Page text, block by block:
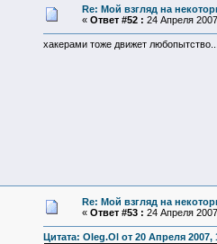
Re: Мой взгляд на
« Ответ #52 : 24 Апреля
хакерами тоже движет любопытство...
Re: Мой взгляд на
« Ответ #53 : 24 Апреля
Цитата: Oleg.Ol от 20 Апреля 2007,